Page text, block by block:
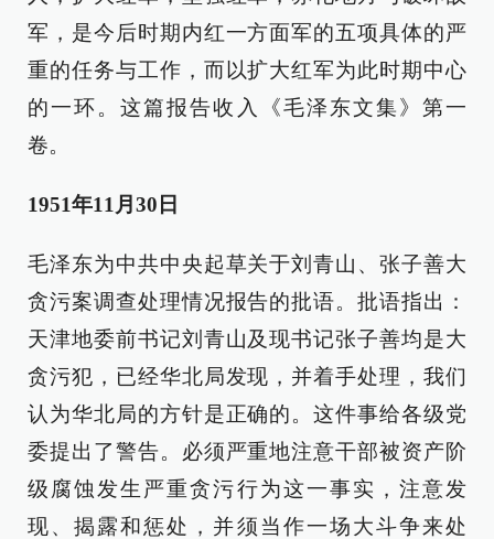
军，是今后时期内红一方面军的五项具体的严
重的任务与工作，而以扩大红军为此时期中心
的一环。这篇报告收入《毛泽东文集》第一
卷。
1951年11月30日
毛泽东为中共中央起草关于刘青山、张子善大
贪污案调查处理情况报告的批语。批语指出：
天津地委前书记刘青山及现书记张子善均是大
贪污犯，已经华北局发现，并着手处理，我们
认为华北局的方针是正确的。这件事给各级党
委提出了警告。必须严重地注意干部被资产阶
级腐蚀发生严重贪污行为这一事实，注意发
现、揭露和惩处，并须当作一场大斗争来处